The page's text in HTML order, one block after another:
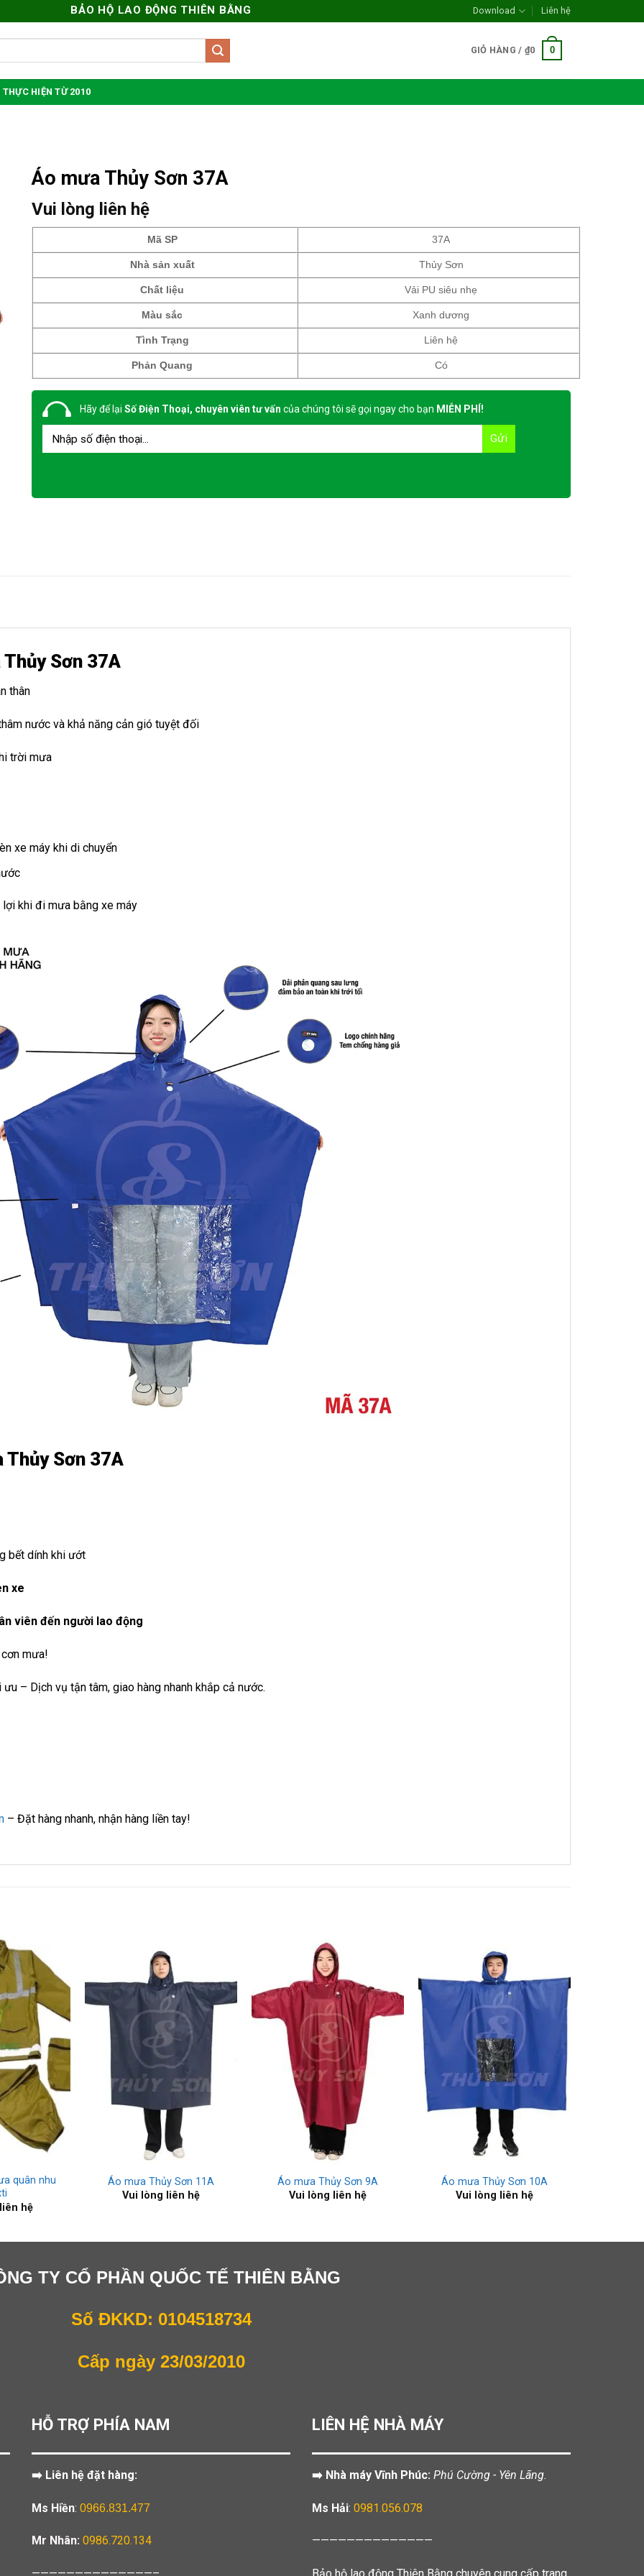
BẢO HỘ LAO ĐỘNG THIÊN BẰNG Download Liên hệ
GIỎ HÀNG / ₫0 0
THỰC HIỆN TỪ 2010
Áo mưa Thủy Sơn 37A
Vui lòng liên hệ
Mã SP 37A
Nhà sản xuất Thủy Sơn
Chất liệu Vải PU siêu nhẹ
Màu sắc Xanh dương
Tình Trạng Liên hệ
Phản Quang Có
Hãy để lại Số Điện Thoại, chuyên viên tư vấn của chúng tôi sẽ gọi ngay cho bạn MIỄN PHÍ!
Sơn 37A
thân
nước và khả năng cản gió tuyệt đối
trời mưa
xe máy khi di chuyển
lợi khi đi mưa bằng xe máy
Thủy Sơn 37A
bết dính khi ướt
xe
viên đến người lao động
mưa!
– Dịch vụ tận tâm, giao hàng nhanh khắp cả nước.
– Đặt hàng nhanh, nhận hàng liền tay!
quân nhu
hệ
Áo mưa Thủy Sơn 11A
Vui lòng liên hệ
Áo mưa Thủy Sơn 9A
Vui lòng liên hệ
Áo mưa Thủy Sơn 10A
Vui lòng liên hệ
TY CỔ PHẦN QUỐC TẾ THIÊN BẰNG
Số ĐKKD: 0104518734
Cấp ngày 23/03/2010
HỖ TRỢ PHÍA NAM
➡️ Liên hệ đặt hàng:
Ms Hiền: 0966.831.477
Mr Nhân: 0986.720.134
LIÊN HỆ NHÀ MÁY
➡️ Nhà máy Vĩnh Phúc: Phú Cường - Yên Lãng.
Ms Hải: 0981.056.078
——————————————